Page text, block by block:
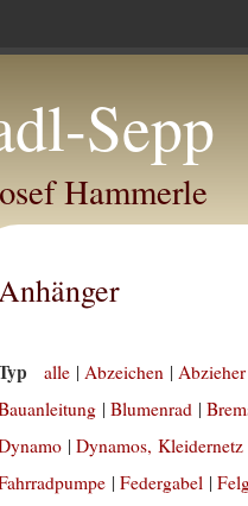
Sepp
Hammerle
alle |Abzeichen |
|Blumenrad |
|Dynamos, Kleidernetz
|Federgabel |